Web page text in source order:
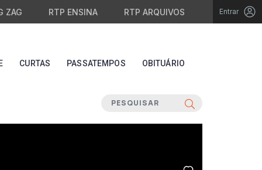
ZAG RTP ENSINA RTP ARQUIVOS Entrar
CURTAS PASSATEMPOS OBITUÁRIO